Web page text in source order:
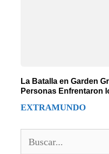
La Batalla en Garden
Personas Enfrentaron
EXTRAMUNDO